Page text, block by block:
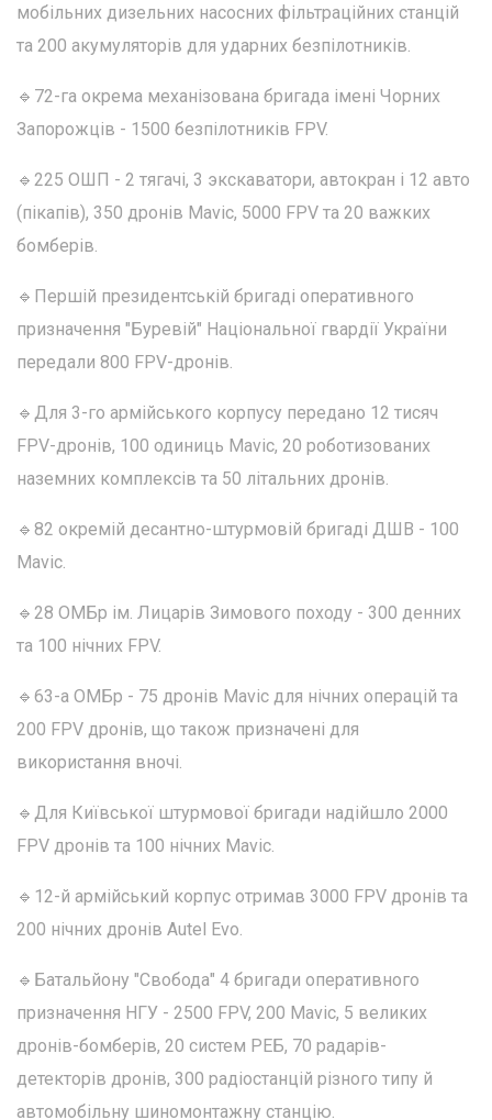
мобільних дизельних насосних фільтраційних станцій
та 200 акумуляторів для ударних безпілотників.
🔹72-га окрема механізована бригада імені Чорних
Запорожців - 1500 безпілотників FPV.
🔹225 ОШП - 2 тягачі, 3 экскаватори, автокран і 12 авто
(пікапів), 350 дронів Mavic, 5000 FPV та 20 важких
бомберів.
🔹Першій президентській бригаді оперативного
призначення "Буревій" Національної гвардії України
передали 800 FPV-дронів.
🔹Для 3-го армійського корпусу передано 12 тисяч
FPV-дронів, 100 одиниць Mavic, 20 роботизованих
наземних комплексів та 50 літальних дронів.
🔹82 окремій десантно-штурмовій бригаді ДШВ - 100
Mavic.
🔹28 ОМБр ім. Лицарів Зимового походу - 300 денних
та 100 нічних FPV.
🔹63-а ОМБр - 75 дронів Mavic для нічних операцій та
200 FPV дронів, що також призначені для
використання вночі.
🔹Для Київської штурмової бригади надійшло 2000
FPV дронів та 100 нічних Mavic.
🔹12-й армійський корпус отримав 3000 FPV дронів та
200 нічних дронів Autel Evo.
🔹Батальйону "Свобода" 4 бригади оперативного
призначення НГУ - 2500 FPV, 200 Mavic, 5 великих
дронів-бомберів, 20 систем РЕБ, 70 радарів-
детекторів дронів, 300 радіостанцій різного типу й
автомобільну шиномонтажну станцію.